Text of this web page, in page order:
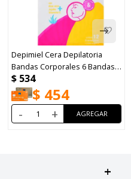
Depimiel Cera Depilatoria
Bandas Corporales 6 Bandas
Dobles
$ 534
$ 454
- +